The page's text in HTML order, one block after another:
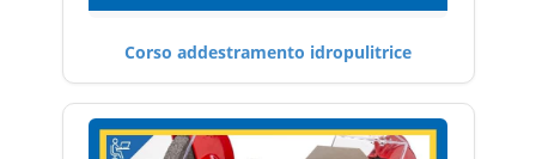
Corso addestramento idropulitrice